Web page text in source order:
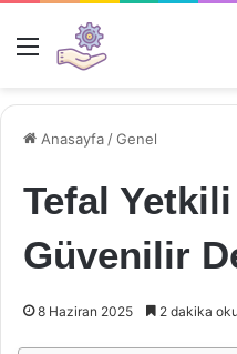
Menü
Anasayfa /Genel
Tefal
Güvenilir
8 Haziran 2025 2 dakika